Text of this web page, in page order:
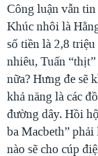
Công luận vẫn
Khúc nhôi là
số tiền là 2,8
nhiêu, Tuấn
nữa? Hưng đe sẽ
khả năng là các
đường dây. Hồi
ba Macbeth”
nào sẽ cho cúp